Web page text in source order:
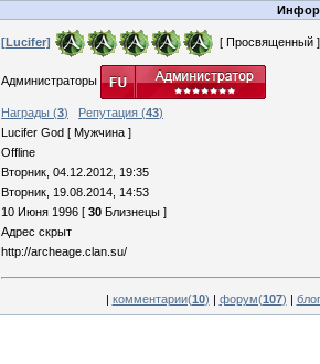
[Lucifer] [ Просвященный ]
Администраторы
Награды (3) Репутация (43)
Lucifer God [ Мужчина ]
Offline
Вторник, 04.12.2012, 19:35
Вторник, 19.08.2014, 14:53
10 Июня 1996 [ 30 Близнецы ]
Адрес скрыт
http://archeage.clan.su/
| комментарии(10) | форум(107) |